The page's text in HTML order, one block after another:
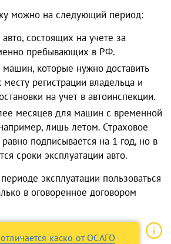
можно на следующий период:
состоящих на учете за
пребывающих в РФ.
которые нужно доставить
регистрации владельца и
на учет в автоинспекции.
месяцев для машин с временной
лишь летом. Страховое
подписывается на 1 год, но в
сроки эксплуатации авто.
эксплуатации пользоваться
в оговоренное договором
каско от ОСАГО